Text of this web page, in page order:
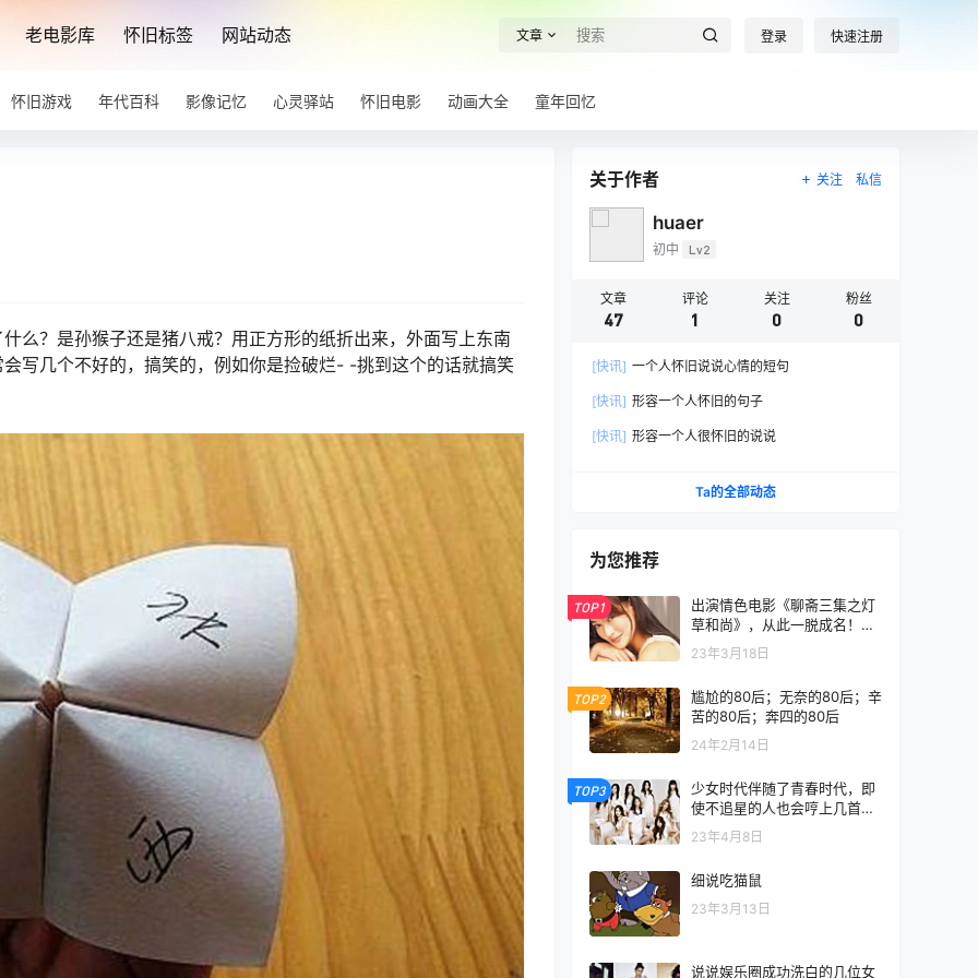
老电影库 怀旧标签 网站动态 文章 登录 快速注册
怀旧游戏 年代百科 影像记忆 心灵驿站 怀旧电影 动画大全 童年回忆
么？是孙猴子还是猪八戒？用正方形的纸折出来，外面写上东南
写几个不好的，搞笑的，例如你是捡破烂- -挑到这个的话就搞笑
关于作者 关注 私信
huaer
初中 Lv2
文章
47
评论
1
关注
0
粉丝
0
[快讯] 一个人怀旧说说心情的短句
[快讯] 形容一个人怀旧的句子
[快讯] 形容一个人很怀旧的说说
Ta的全部动态
为您推荐
TOP1
出演情色电影《聊斋三集之灯
草和尚》，从此一脱成名！被
称为香港最美的艳星
23年3月18日
TOP2
尴尬的80后；无奈的80后；辛
苦的80后；奔四的80后
24年2月14日
TOP3
少女时代伴随了青春时代，即
使不追星的人也会哼上几首少
时的歌
23年4月8日
细说吃猫鼠
23年3月13日
说说娱乐圈成功洗白的几位女